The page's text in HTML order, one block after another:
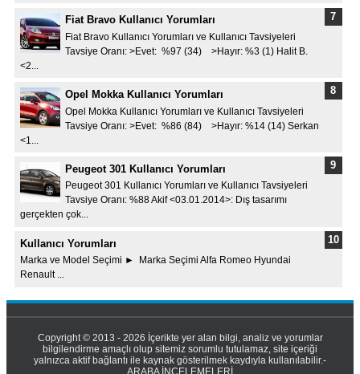
Fiat Bravo Kullanıcı Yorumları
Fiat Bravo Kullanıcı Yorumları ve Kullanıcı Tavsiyeleri
Tavsiye Oranı: >Evet: %97 (34) >Hayır: %3 (1) Halit B.
<2...
Opel Mokka Kullanıcı Yorumları
Opel Mokka Kullanıcı Yorumları ve Kullanıcı Tavsiyeleri
Tavsiye Oranı: >Evet: %86 (84) >Hayır: %14 (14) Serkan
<1...
Peugeot 301 Kullanıcı Yorumları
Peugeot 301 Kullanıcı Yorumları ve Kullanıcı Tavsiyeleri
Tavsiye Oranı: %88 Akif <03.01.2014>: Dış tasarımı
gerçekten çok...
Kullanıcı Yorumları
Marka ve Model Seçimi ► Marka Seçimi Alfa Romeo Hyundai
Renault ...
Copyright © 2013 - 2026 İçerikte yer alan bilgi, analiz ve yorumlar
bilgilendirme amaçlı olup sitemiz sorumlu tutulamaz, site içeriği
yalnızca aktif bağlantı ile kaynak gösterilmek kaydıyla kullanılabilir.-
ARABA İNCELEMELERİ